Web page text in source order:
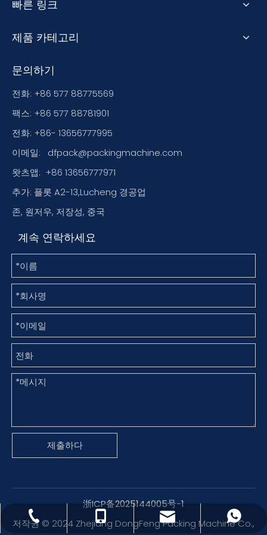
빠른 링크
0577-88775569
+86- 13656777995
dfpack@packingmachine.com
+86 13656777971
제품 카테고리
문의하기
전화: +86 577 88775569
팩스: +86 577 88781901
전화: +86- 13656777995
이메일:
dfpack@packingmachine.com
왓츠앱: +86 13656777971
추가: 플롯 A2-13,Lucheng 경공업
존, 원저우, 저장성, 중국
계속 연락하세요
제출하다
浙ICP备2025144005号-1
저작권 © 2024 Zhejiang DongFeng Packing Machine Co.,